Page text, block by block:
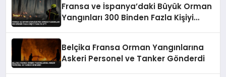
Fransa ve İspanya’daki Büyük Orman
Yangınları 300 Binden Fazla Kişiyi
Belçika Fransa Orman Yangınlarına
Askeri Personel ve Tanker Gönderdi